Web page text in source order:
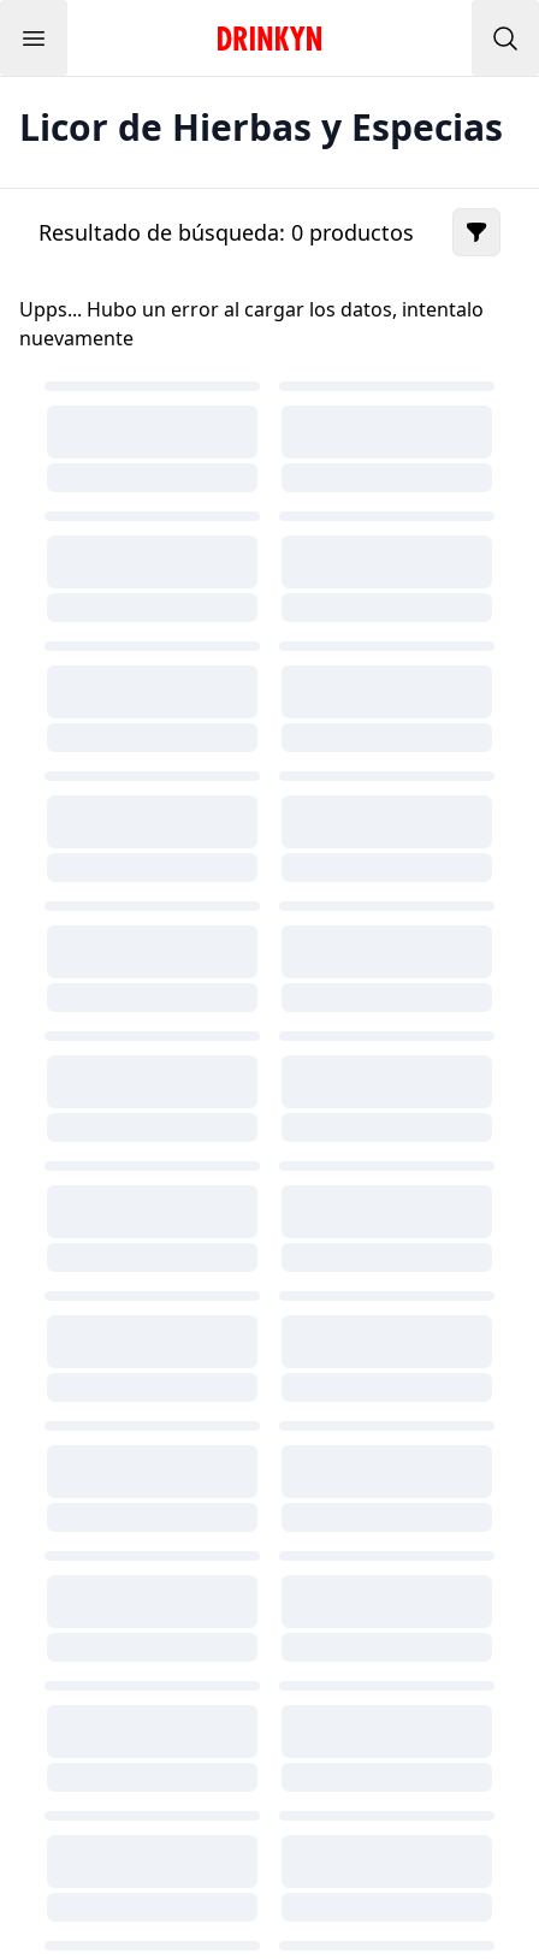
Menu Inicio Drinkyn
Licor de Hierbas y Especias
Resultado de búsqueda: 0 productos
Upps... Hubo un error al cargar los datos, intentalo
nuevamente